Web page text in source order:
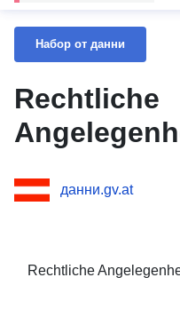
Набор от данни
Rechtliche
данни.gv.at
Rechtliche